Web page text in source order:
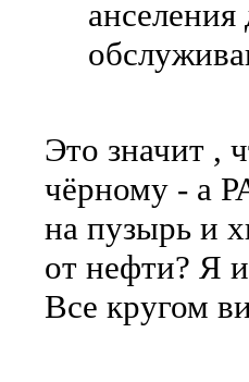
Это значит ,
чёрному - а
на пузырь и
от нефти? Я
Все кругом